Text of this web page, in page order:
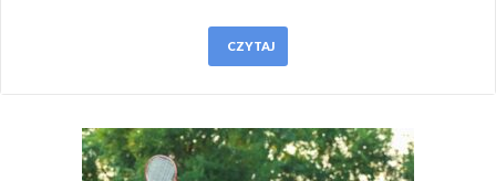
CZYTAJ